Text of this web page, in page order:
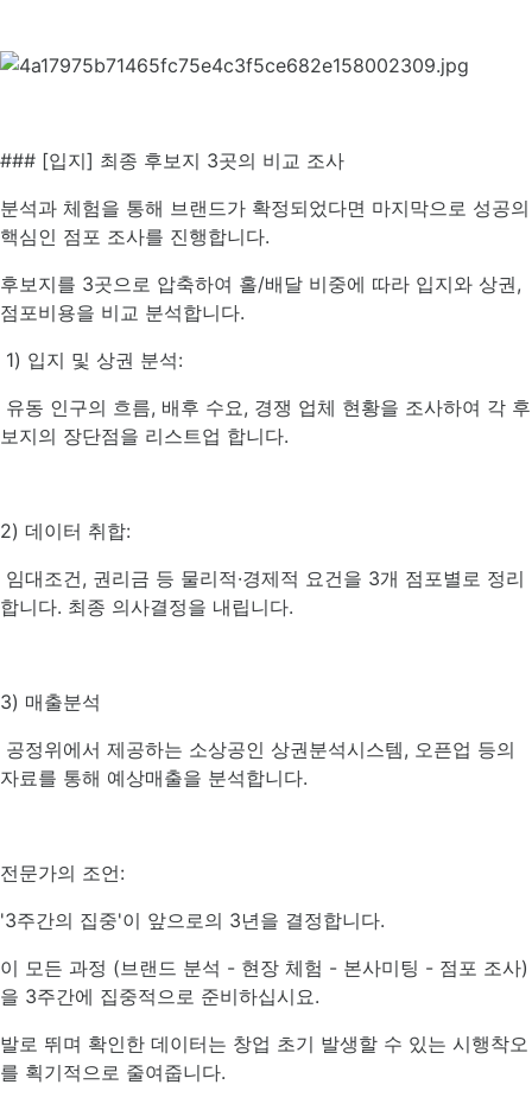
### [입지] 최종 후보지 3곳의 비교 조사
분석과 체험을 통해 브랜드가 확정되었다면 마지막으로 성공의
핵심인 점포 조사를 진행합니다.
후보지를 3곳으로 압축하여 홀/배달 비중에 따라 입지와 상권,
점포비용을 비교 분석합니다.
1) 입지 및 상권 분석:
유동 인구의 흐름, 배후 수요, 경쟁 업체 현황을 조사하여 각 후
보지의 장단점을 리스트업 합니다.
2) 데이터 취합:
임대조건, 권리금 등 물리적·경제적 요건을 3개 점포별로 정리
합니다. 최종 의사결정을 내립니다.
3) 매출분석
공정위에서 제공하는 소상공인 상권분석시스템, 오픈업 등의
자료를 통해 예상매출을 분석합니다.
전문가의 조언:
'3주간의 집중'이 앞으로의 3년을 결정합니다.
이 모든 과정 (브랜드 분석 - 현장 체험 - 본사미팅 - 점포 조사)
을 3주간에 집중적으로 준비하십시요.
발로 뛰며 확인한 데이터는 창업 초기 발생할 수 있는 시행착오
를 획기적으로 줄여줍니다.